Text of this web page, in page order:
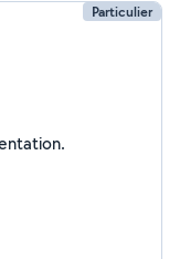
Particulier
renseigné ma présentation.